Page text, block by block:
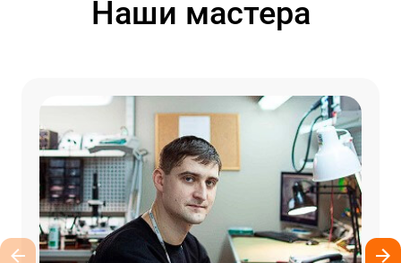
Наши мастера